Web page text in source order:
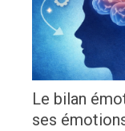
Le bilan
ses